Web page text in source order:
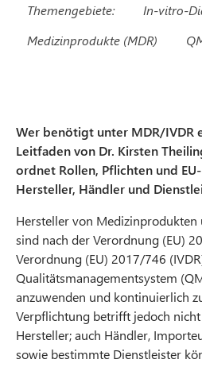
Themengebiete:
In-vitro-
Medizinprodukte (MDR)
Wer benötigt unter MDR/IVDR
Leitfaden von Dr. Kirsten
ordnet Rollen, Pflichten und
Hersteller, Händler und
Hersteller von
sind nach der Verordnung (EU)
Verordnung (EU) 2017/746
Qualitätsmanagementsystem
anzuwenden und kontinuierlich
Verpflichtung betrifft jedoch
Hersteller; auch Händler,
sowie bestimmte Dienstleister